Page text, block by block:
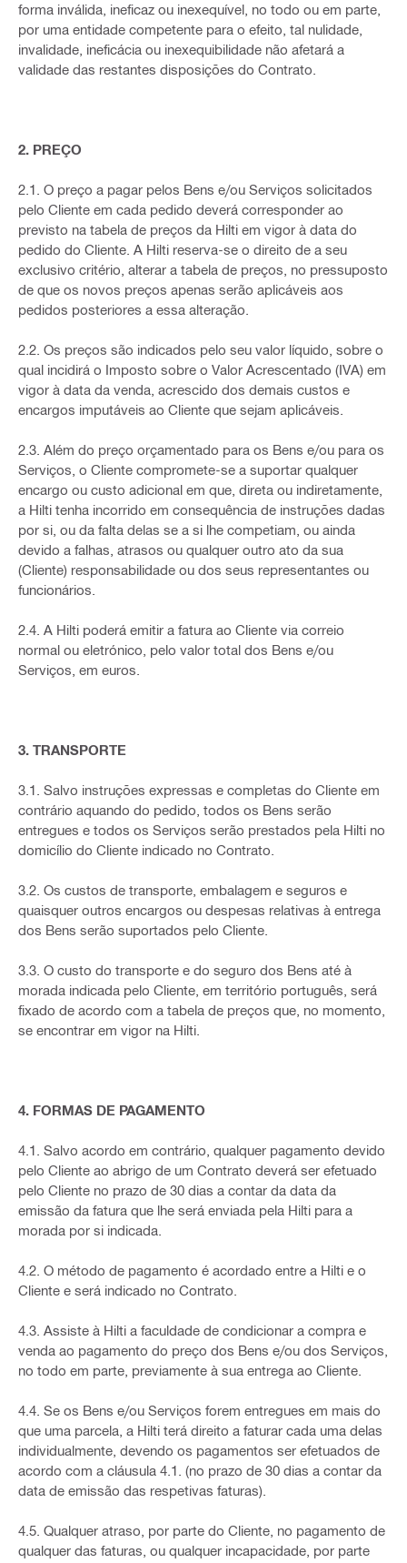
forma inválida, ineficaz ou inexequível, no todo ou em parte,
por uma entidade competente para o efeito, tal nulidade,
invalidade, ineficácia ou inexequibilidade não afetará a
validade das restantes disposições do Contrato.
2. PREÇO
2.1. O preço a pagar pelos Bens e/ou Serviços solicitados
pelo Cliente em cada pedido deverá corresponder ao
previsto na tabela de preços da Hilti em vigor à data do
pedido do Cliente. A Hilti reserva-se o direito de a seu
exclusivo critério, alterar a tabela de preços, no pressuposto
de que os novos preços apenas serão aplicáveis aos
pedidos posteriores a essa alteração.
2.2. Os preços são indicados pelo seu valor líquido, sobre o
qual incidirá o Imposto sobre o Valor Acrescentado (IVA) em
vigor à data da venda, acrescido dos demais custos e
encargos imputáveis ao Cliente que sejam aplicáveis.
2.3. Além do preço orçamentado para os Bens e/ou para os
Serviços, o Cliente compromete-se a suportar qualquer
encargo ou custo adicional em que, direta ou indiretamente,
a Hilti tenha incorrido em consequência de instruções dadas
por si, ou da falta delas se a si lhe competiam, ou ainda
devido a falhas, atrasos ou qualquer outro ato da sua
(Cliente) responsabilidade ou dos seus representantes ou
funcionários.
2.4. A Hilti poderá emitir a fatura ao Cliente via correio
normal ou eletrónico, pelo valor total dos Bens e/ou
Serviços, em euros.
3. TRANSPORTE
3.1. Salvo instruções expressas e completas do Cliente em
contrário aquando do pedido, todos os Bens serão
entregues e todos os Serviços serão prestados pela Hilti no
domicílio do Cliente indicado no Contrato.
3.2. Os custos de transporte, embalagem e seguros e
quaisquer outros encargos ou despesas relativas à entrega
dos Bens serão suportados pelo Cliente.
3.3. O custo do transporte e do seguro dos Bens até à
morada indicada pelo Cliente, em território português, será
fixado de acordo com a tabela de preços que, no momento,
se encontrar em vigor na Hilti.
4. FORMAS DE PAGAMENTO
4.1. Salvo acordo em contrário, qualquer pagamento devido
pelo Cliente ao abrigo de um Contrato deverá ser efetuado
pelo Cliente no prazo de 30 dias a contar da data da
emissão da fatura que lhe será enviada pela Hilti para a
morada por si indicada.
4.2. O método de pagamento é acordado entre a Hilti e o
Cliente e será indicado no Contrato.
4.3. Assiste à Hilti a faculdade de condicionar a compra e
venda ao pagamento do preço dos Bens e/ou dos Serviços,
no todo em parte, previamente à sua entrega ao Cliente.
4.4. Se os Bens e/ou Serviços forem entregues em mais do
que uma parcela, a Hilti terá direito a faturar cada uma delas
individualmente, devendo os pagamentos ser efetuados de
acordo com a cláusula 4.1. (no prazo de 30 dias a contar da
data de emissão das respetivas faturas).
4.5. Qualquer atraso, por parte do Cliente, no pagamento de
qualquer das faturas, ou qualquer incapacidade, por parte